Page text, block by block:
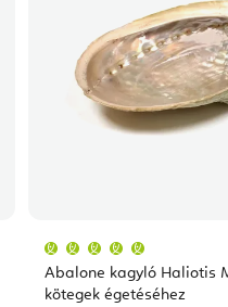
Abalone kagyló Haliotis
kötegek égetéséhez
átlagos
értékelése
5-